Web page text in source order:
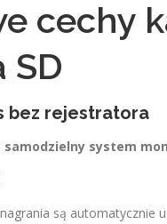
cechy
SD
bez rejestratora
samodzielny system
są